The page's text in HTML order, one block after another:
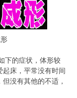
的症状，体形较
起床，平常没有时间
没有其他的不适，